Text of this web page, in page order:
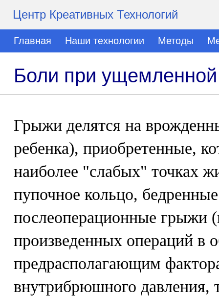
Центр Креативных Технологий
Главная Наши технологии Методы
Боли при
Грыжи делятся на
ребенка), приобретенные,
наиболее "слабых" точках
пупочное кольцо,
послеоперационные грыжи
произведенных операций в
предрасполагающим
внутрибрюшного давления,